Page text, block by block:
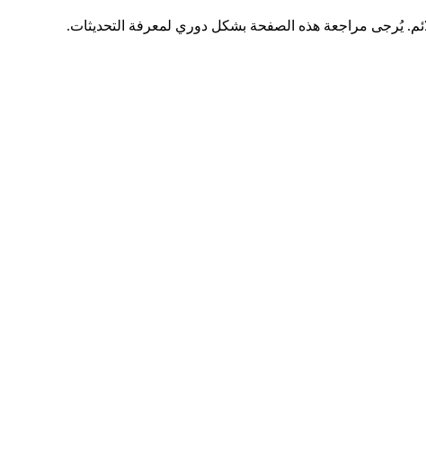
يُرجى مراجعة هذه الصفحة بشكل دوري لمعرفة التحديثات.